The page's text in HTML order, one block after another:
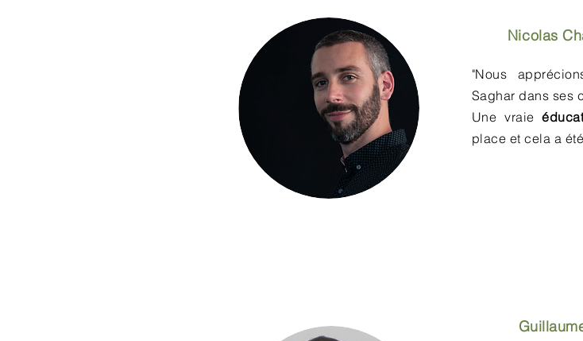
Nicolas
"Nous
Saghar dans ses
Une vraie
place et cela a